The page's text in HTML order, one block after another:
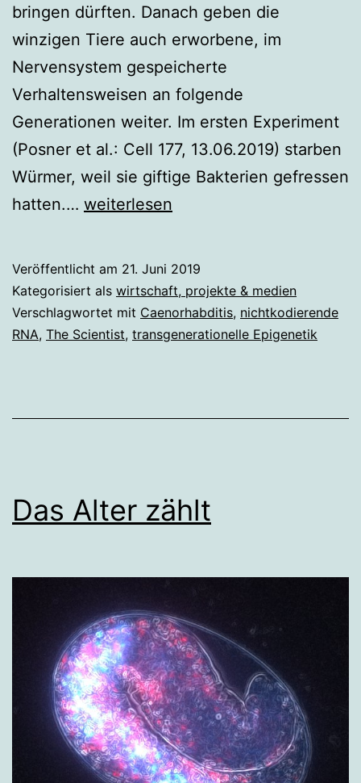
bringen dürften. Danach geben die
winzigen Tiere auch erworbene, im
Nervensystem gespeicherte
Verhaltensweisen an folgende
Generationen weiter. Im ersten Experiment
(Posner et al.: Cell 177, 13.06.2019) starben
Würmer, weil sie giftige Bakterien gefressen
hatten.… Würmer
Verhalten
weiterlesen
Veröffentlicht am 21. Juni 2019
Kategorisiert als wirtschaft, projekte & medien
Verschlagwortet mit Caenorhabditis, nichtkodierende
RNA, The Scientist, transgenerationelle Epigenetik
Das Alter zählt